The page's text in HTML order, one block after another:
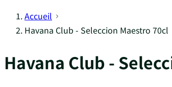
Accueil
Havana Club - Seleccion Maestro 70cl
Havana Club -